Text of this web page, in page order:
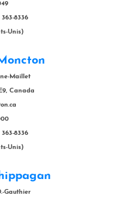
8336
Unis)
Maillet
Canada
8336
Unis)
Gauthier